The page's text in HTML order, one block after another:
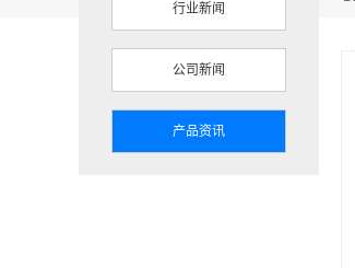
行业新闻
公司新闻
产品资讯